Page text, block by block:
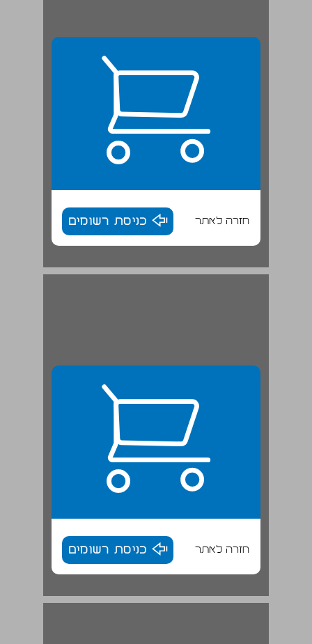
חזרה לאתר כניסת רשומים
חזרה לאתר כניסת רשומים
הנחיות ללומדים ... 17